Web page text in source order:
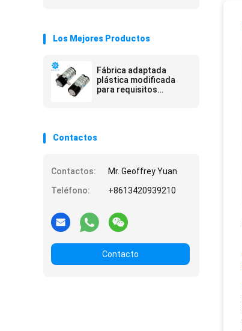
Los Mejores Productos
Fábrica adaptada
plástica modificada
para requisitos
Contactos
Contactos:
Mr. Geoffrey Yuan
Teléfono:
+8613420939210
Contacto